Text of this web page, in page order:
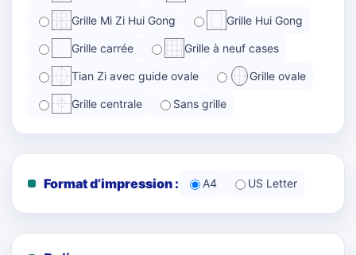
Grille Mi Zi Hui Gong Grille Hui Gong
Grille carrée Grille à neuf cases
Tian Zi avec guide ovale Grille ovale
Grille centrale Sans grille
Format d’impression : A4 US Letter